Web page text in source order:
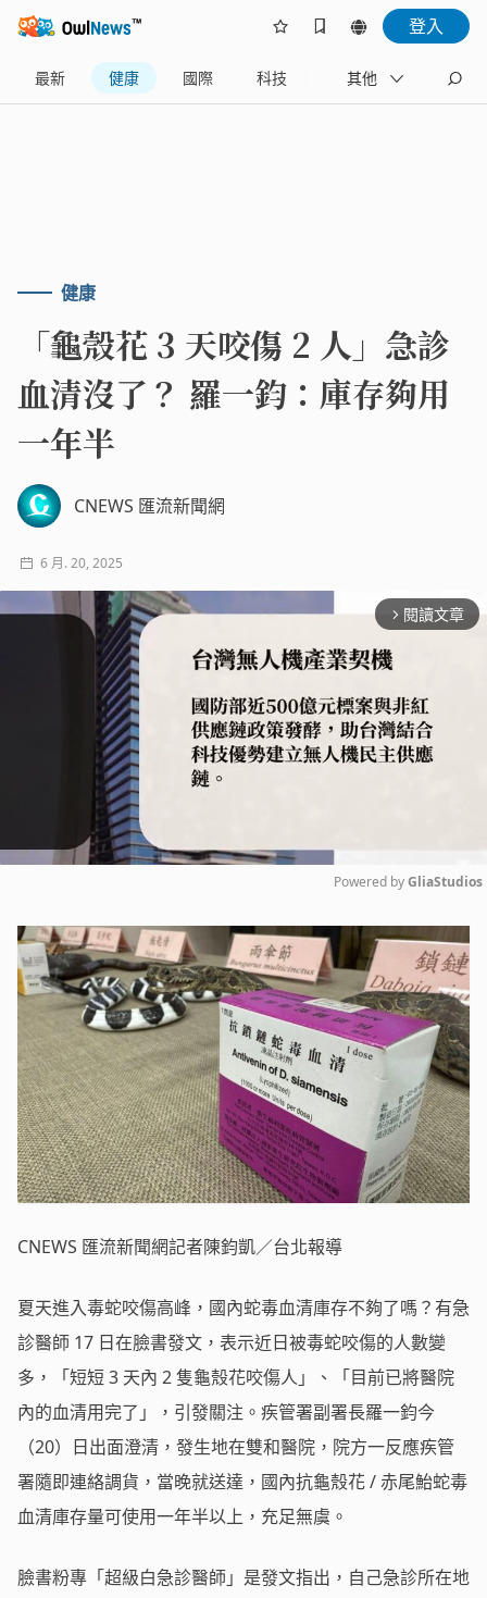
登入
最新 健康 國際 科技 財經
其他
健康
「龜殼花 3 天咬傷 2 人」急診
血清沒了？ 羅一鈞：庫存夠用
一年半
CNEWS 匯流新聞網
6 月. 20, 2025
arrow_forward_ios 閱讀文章
Mute
Powered by GliaStudios
CNEWS 匯流新聞網記者陳鈞凱／台北報導
夏天進入毒蛇咬傷高峰，國內蛇毒血清庫存不夠了嗎？有急
診醫師 17 日在臉書發文，表示近日被毒蛇咬傷的人數變
多，「短短 3 天內 2 隻龜殼花咬傷人」、「目前已將醫院
內的血清用完了」，引發關注。疾管署副署長羅一鈞今
（20）日出面澄清，發生地在雙和醫院，院方一反應疾管
署隨即連絡調貨，當晚就送達，國內抗龜殼花 / 赤尾鮐蛇毒
血清庫存量可使用一年半以上，充足無虞。
臉書粉專「超級白急診醫師」是發文指出，自己急診所在地